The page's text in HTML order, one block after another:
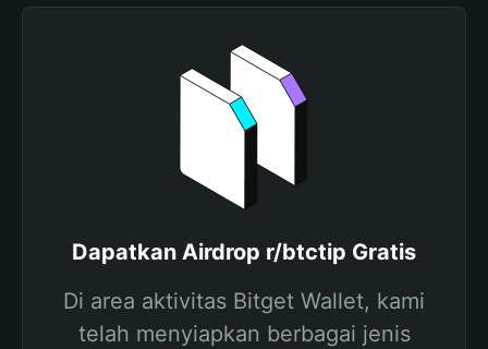
Dapatkan Airdrop r/btctip Gratis
Di area aktivitas Bitget Wallet, kami
telah menyiapkan berbagai jenis